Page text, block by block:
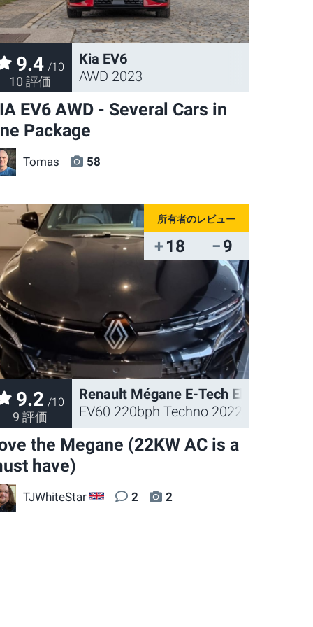
Kia EV6
AWD 2023
9.4 /10
10 評価
EV6 AWD - Several Cars in
Package
Tomas 58
18 9
Renault Mégane E-Tech Electric
EV60 220bph Techno 2022
9.2 /10
9 評価
the Megane (22KW AC is a
have)
TJWhiteStar GB 2 2